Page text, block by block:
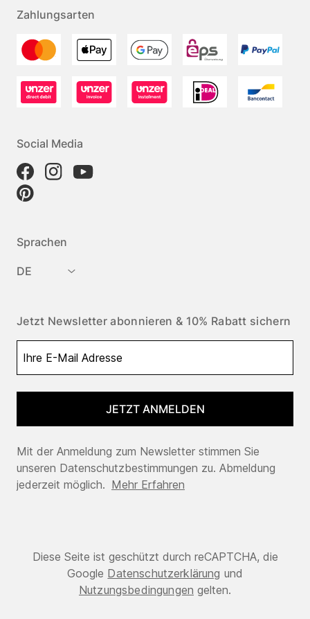
Zahlungsarten
Social Media
Sprachen
DE
Jetzt Newsletter abonnieren & 10% Rabatt sichern
JETZT ANMELDEN
Mit der Anmeldung zum Newsletter stimmen Sie
unseren Datenschutzbestimmungen zu. Abmeldung
jederzeit möglich. Mehr Erfahren
Diese Seite ist geschützt durch reCAPTCHA, die
Google Datenschutzerklärung und
Nutzungsbedingungen gelten.